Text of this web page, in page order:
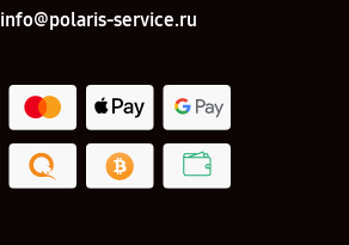
info@polaris-service.ru